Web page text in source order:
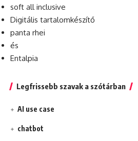
soft all inclusive
Digitális tartalomkészítő
panta rhei
és
Entalpia
Legfrissebb szavak a szótárban
AI use case
chatbot